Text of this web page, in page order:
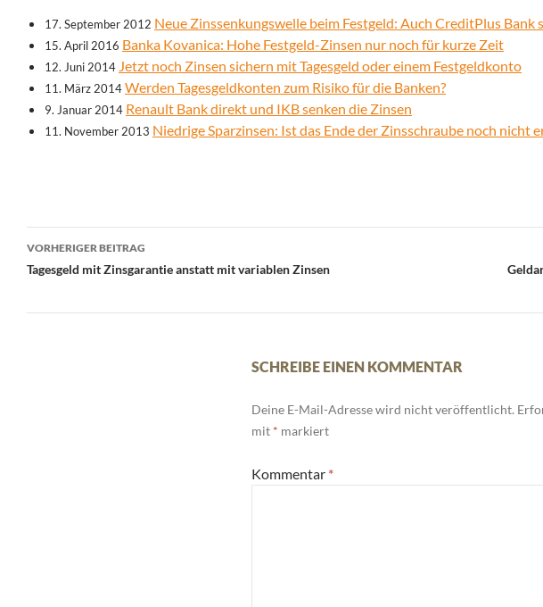
17. September 2012 Neue Zinssenkungswelle beim Festgeld: Auch CreditPlus Bank
15. April 2016 Banka Kovanica: Hohe Festgeld-Zinsen nur noch für kurze Zeit
12. Juni 2014 Jetzt noch Zinsen sichern mit Tagesgeld oder einem Festgeldkonto
11. März 2014Werden Tagesgeldkonten zum Risiko für die Banken?
9. Januar 2014 Renault Bank direkt und IKB senken die Zinsen
11. November 2013 Niedrige Sparzinsen: Ist das Ende der Zinsschraube noch nicht
Beitrags-
Navigation
VORHERIGER BEITRAG
Tagesgeld mit Zinsgarantie anstatt mit variablen Zinsen
SCHREIBE EINEN KOMMENTAR
Deine E-Mail-Adresse wird nicht veröffentlicht.
mit * markiert
Kommentar *